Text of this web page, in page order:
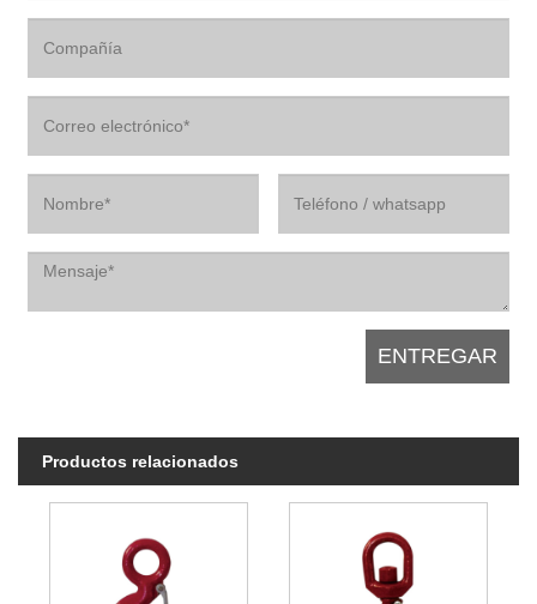
Productos relacionados